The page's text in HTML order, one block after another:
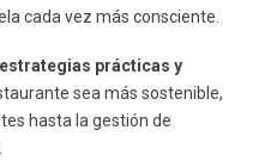
cada vez más consciente.
estrategias prácticas y
sea más sostenible,
hasta la gestión de